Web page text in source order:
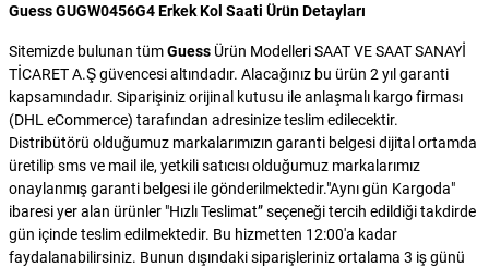
Guess GUGW0456G4 Erkek Kol Saati Ürün Detayları
Sitemizde bulunan tümGuess Ürün Modelleri SAAT VE SAAT SANAYİ
TİCARET A.Ş güvencesi altındadır. Alacağınız bu ürün 2 yıl garanti
kapsamındadır. Siparişiniz orijinal kutusu ile anlaşmalı kargo firması
(DHL eCommerce) tarafından adresinize teslim edilecektir.
Distribütörü olduğumuz markalarımızın garanti belgesi dijital ortamda
üretilip sms ve mail ile, yetkili satıcısı olduğumuz markalarımız
onaylanmış garanti belgesi ile gönderilmektedir."Aynı gün Kargoda"
ibaresi yer alan ürünler "Hızlı Teslimat” seçeneği tercih edildiği takdirde
gün içinde teslim edilmektedir. Bu hizmetten 12:00'a kadar
faydalanabilirsiniz. Bunun dışındaki siparişleriniz ortalama 3 iş günü